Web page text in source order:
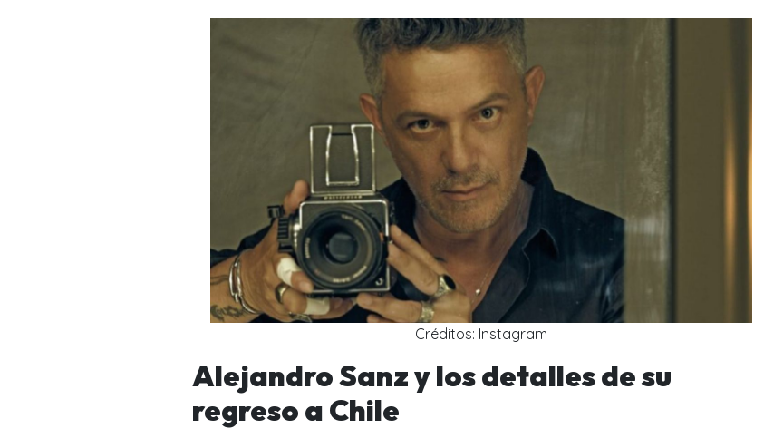
Créditos: Instagram
Alejandro Sanz y los detalles de su
regreso a Chile